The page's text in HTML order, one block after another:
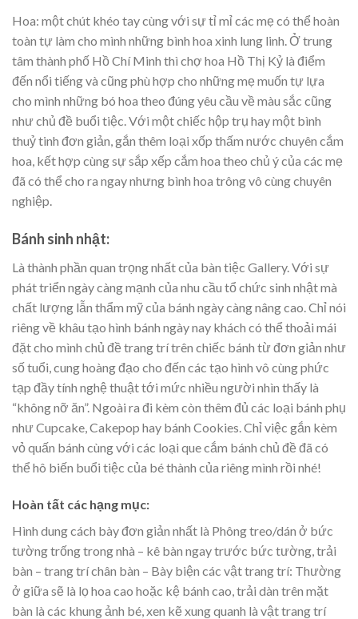
Hoa: một chút khéo tay cùng với sự tỉ mỉ các mẹ có thể hoàn
toàn tự làm cho mình những bình hoa xinh lung linh. Ở trung
tâm thành phố Hồ Chí Minh thì chợ hoa Hồ Thị Kỷ là điểm
đến nổi tiếng và cũng phù hợp cho những mẹ muốn tự lựa
cho mình những bó hoa theo đúng yêu cầu về màu sắc cũng
như chủ đề buổi tiệc. Với một chiếc hộp trụ hay một bình
thuỷ tinh đơn giản, gắn thêm loại xốp thấm nước chuyên cắm
hoa, kết hợp cùng sự sắp xếp cắm hoa theo chủ ý của các mẹ
đã có thể cho ra ngay nhưng bình hoa trông vô cùng chuyên
nghiệp.
Bánh sinh nhật:
Là thành phần quan trọng nhất của bàn tiệc Gallery. Với sự
phát triển ngày càng mạnh của nhu cầu tổ chức sinh nhật mà
chất lượng lẫn thẩm mỹ của bánh ngày càng nâng cao. Chỉ nói
riêng về khâu tạo hình bánh ngày nay khách có thể thoải mái
đặt cho mình chủ đề trang trí trên chiếc bánh từ đơn giản như
số tuổi, cung hoàng đạo cho đến các tạo hình vô cùng phức
tạp đầy tính nghệ thuật tới mức nhiều người nhìn thấy là
“không nỡ ăn”. Ngoài ra đi kèm còn thêm đủ các loại bánh phụ
như Cupcake, Cakepop hay bánh Cookies. Chỉ việc gắn kèm
vỏ quấn bánh cùng với các loại que cắm bánh chủ đề đã có
thể hô biến buổi tiệc của bé thành của riêng mình rồi nhé!
Hoàn tất các hạng mục:
Hình dung cách bày đơn giản nhất là Phông treo/dán ở bức
tường trống trong nhà – kê bàn ngay trước bức tường, trải
bàn – trang trí chân bàn – Bày biện các vật trang trí: Thường
ở giữa sẽ là lọ hoa cao hoặc kệ bánh cao, trải dàn trên mặt
bàn là các khung ảnh bé, xen kẽ xung quanh là vật trang trí